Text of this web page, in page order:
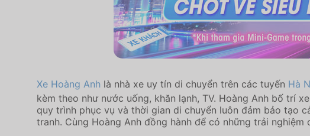
Xe Hoàng Anh là nhà xe uy tín di chuyển trên các tuyến Hà
kèm theo như nước uống, khăn lạnh, TV. Hoàng Anh bố trí
quy trình phục vụ và thời gian di chuyển luôn đảm bảo tạo
tranh. Cùng Hoàng Anh đồng hành để có những trải nghiệm